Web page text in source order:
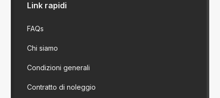
Link rapidi
FAQs
Chi siamo
Condizioni generali
Contratto di noleggio